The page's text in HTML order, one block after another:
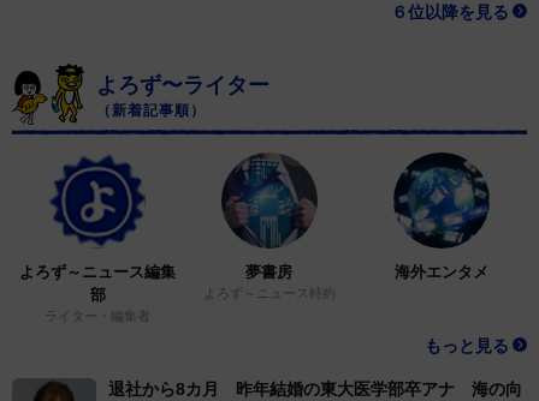
６位以降を見る
よろず〜ライター
（新着記事順）
よろず～ニュース編集
部
ライター・編集者
夢書房
よろず～ニュース特約
海外エンタメ
もっと見る
退社から8カ月 昨年結婚の東大医学部卒アナ 海の向